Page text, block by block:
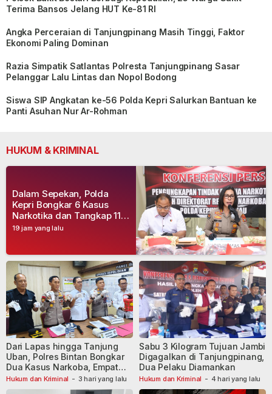
Terima Bansos Jelang HUT Ke-81 RI
Angka Perceraian di Tanjungpinang Masih Tinggi, Faktor
Ekonomi Paling Dominan
Razia Simpatik Satlantas Polresta Tanjungpinang Sasar
Pelanggar Lalu Lintas dan Nopol Bodong
Siswa SIP Angkatan ke-56 Polda Kepri Salurkan Bantuan ke
Panti Asuhan Nur Ar-Rohman
HUKUM & KRIMINAL
19 jam yang lalu
Dalam Sepekan, Polda
Kepri Bongkar 6 Kasus
Narkotika dan Tangkap 11
Tersangka
Hukum dan Kriminal - 3 hari yang lalu
Dari Lapas hingga Tanjung
Uban, Polres Bintan Bongkar
Dua Kasus Narkoba, Empat
Tersangka Dibekuk
Hukum dan Kriminal - 4 hari yang lalu
Sabu 3 Kilogram Tujuan Jambi
Digagalkan di Tanjungpinang,
Dua Pelaku Diamankan